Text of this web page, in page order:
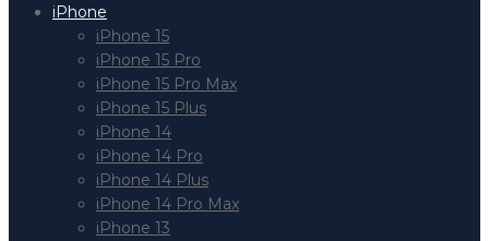
iPhone
iPhone 15
iPhone 15 Pro
iPhone 15 Pro Max
iPhone 15 Plus
iPhone 14
iPhone 14 Pro
iPhone 14 Plus
iPhone 14 Pro Max
iPhone 13